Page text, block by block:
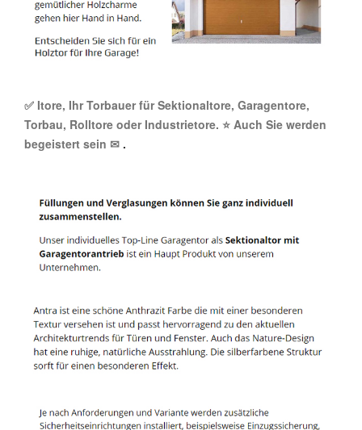
✅ Itore, Ihr Torbauer für Sektionaltore, Garagentore,
Torbau, Rolltore oder Industrietore. ⭐ Auch Sie werden
begeistert sein ✉ .